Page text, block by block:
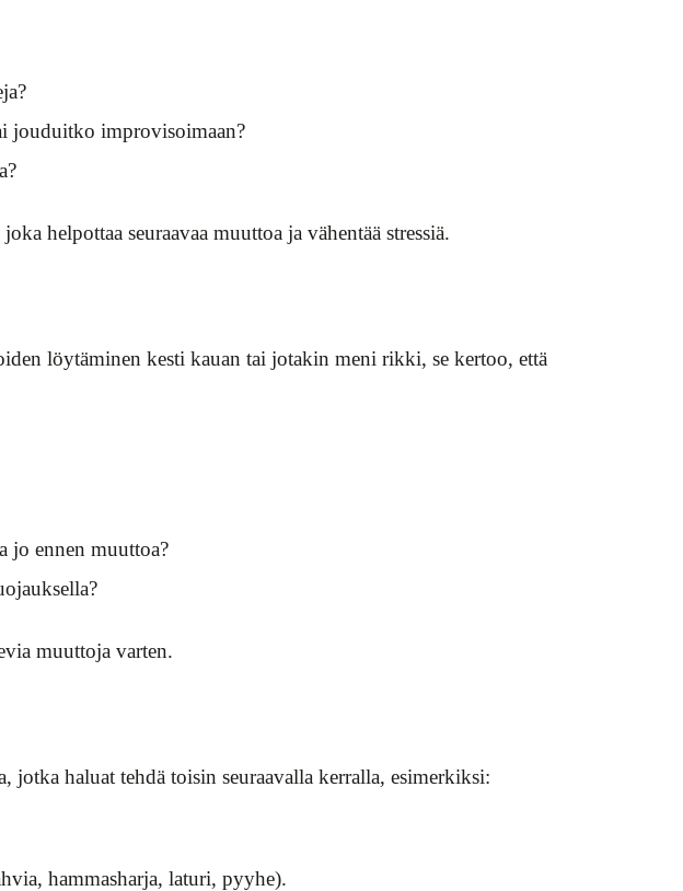
jouduitko improvisoimaan?
helpottaa seuraavaa muuttoa ja vähentää stressiä.
löytäminen kesti kauan tai jotakin meni rikki, se kertoo, että
jo ennen muuttoa?
muuttoja varten.
jotka haluat tehdä toisin seuraavalla kerralla, esimerkiksi:
hammasharja, laturi, pyyhe).